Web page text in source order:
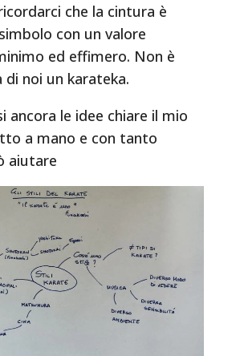
che la cintura è
con un valore
ed effimero. Non è
di noi un karateka.
ancora le idee chiare il mio
a mano e con tanto
aiutare